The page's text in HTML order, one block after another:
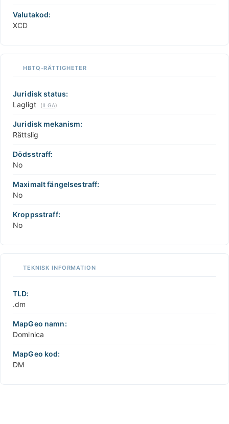
Valutakod:
XCD
HBTQ-RÄTTIGHETER
Juridisk status:
Lagligt
(ILGA)
Juridisk mekanism:
Rättslig
Dödsstraff:
No
Maximalt fängelsestraff:
No
Kroppsstraff:
No
TEKNISK INFORMATION
TLD:
.dm
MapGeo namn:
Dominica
MapGeo kod:
DM